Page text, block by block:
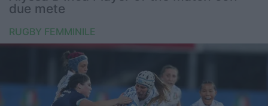
Nazionali giovanili
Rugby Sevens
Internazionale
due mete
RUGBY FEMMINILE